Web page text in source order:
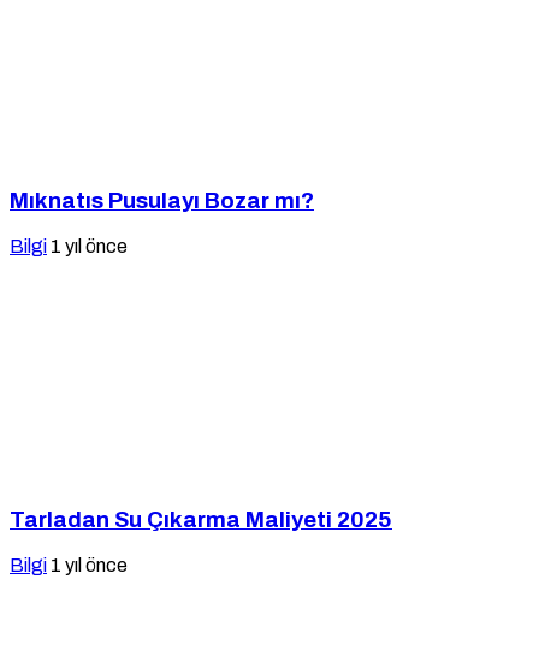
Mıknatıs Pusulayı Bozar mı?
Bilgi 1 yıl önce
Tarladan Su Çıkarma Maliyeti 2025
Bilgi 1 yıl önce